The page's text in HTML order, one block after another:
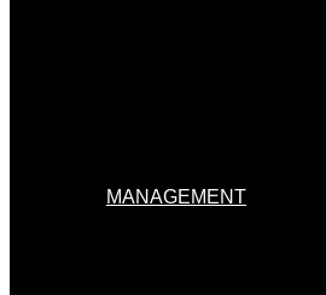
MANAGEMENT